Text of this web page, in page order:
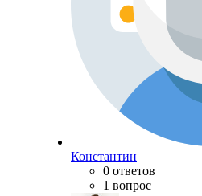
Константин
0 ответов
1 вопрос